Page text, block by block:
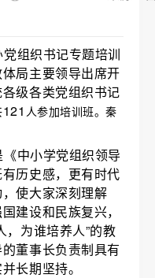
组织书记专题培训
局主要领导出席开
级各类党组织书记
人参加培训班。秦
中小学党组织领导
历史感，更有时代
使大家深刻理解
建设和民族复兴，
，为谁培养人”的教
董事长负责制具有
长期坚持。